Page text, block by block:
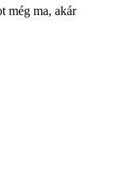
még ma, akár